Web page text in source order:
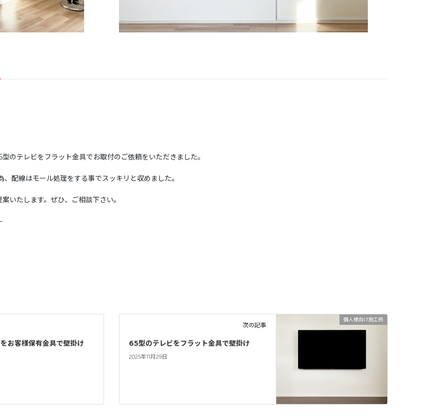
のテレビをフラット金具でお取付のご依頼をいただきました。
配線はモール処理をする事でスッキリと収めました。
いたします。ぜひ、ご相談下さい。
お客様保有金具で壁掛け
個人様向け施工例
次の記事
65型のテレビをフラット金具で壁掛け
2025年11月29日